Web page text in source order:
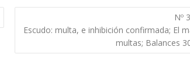
Nº
Escudo: multa, e inhibición confirmada; El
multas; Balances